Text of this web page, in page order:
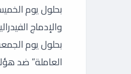
بحلول يوم
والإدماج
بحلول يوم
العاملة” ضد